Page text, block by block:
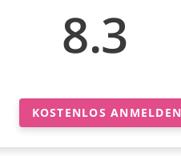
8.3
KOSTENLOS ANMELDEN